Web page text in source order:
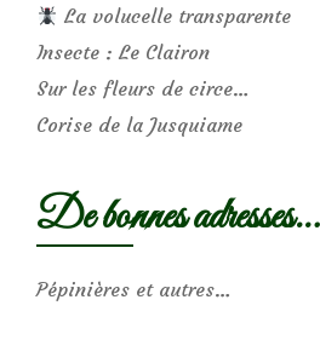
La volucelle transparente
Insecte : Le Clairon
Sur les fleurs de circe…
Corise de la Jusquiame
De bonnes adresses…
Pépinières et autres…